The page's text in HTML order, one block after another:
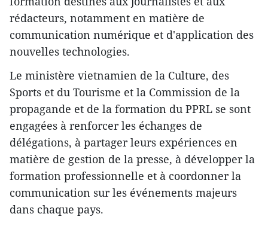
rédacteurs, notamment en matière de
communication numérique et d'application des
nouvelles technologies.
Le ministère vietnamien de la Culture, des
Sports et du Tourisme et la Commission de la
propagande et de la formation du PPRL se sont
engagées à renforcer les échanges de
délégations, à partager leurs expériences en
matière de gestion de la presse, à développer la
formation professionnelle et à coordonner la
communication sur les événements majeurs
dans chaque pays.